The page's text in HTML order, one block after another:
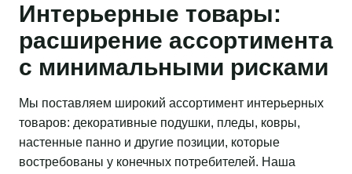
Интерьерные товары:
расширение ассортимента
с минимальными рисками
Мы поставляем широкий ассортимент интерьерных
товаров: декоративные подушки, пледы, ковры,
настенные панно и другие позиции, которые
востребованы у конечных потребителей. Наша